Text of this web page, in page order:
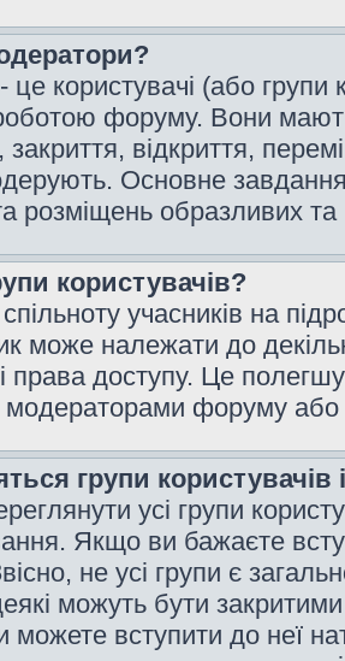
користувачі (або
форуму. Вони
закриття, відкриття,
Основне
розміщень образливих
користувачів?
учасників на
може належати до
права доступу. Це
модераторами форуму
групи користувачів
усі групи
Якщо ви бажаєте
не усі групи є
можуть бути
можете вступити до неї